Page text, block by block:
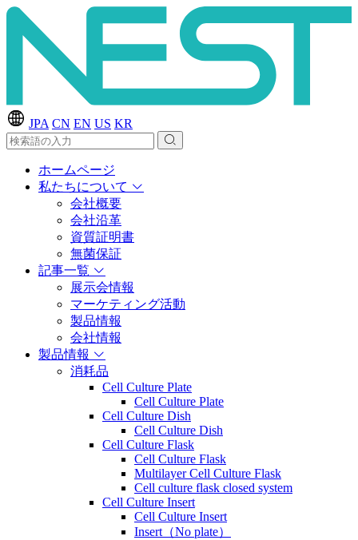
JPA CN EN US KR
ホームページ
私たちについて
会社概要
会社沿革
資質証明書
無菌保証
記事一覧
展示会情報
マーケティング活動
製品情報
会社情報
製品情報
消耗品
Cell Culture Plate
Cell Culture Plate
Cell Culture Dish
Cell Culture Dish
Cell Culture Flask
Cell Culture Flask
Multilayer Cell Culture Flask
Cell culture flask closed system
Cell Culture Insert
Cell Culture Insert
Insert（No plate）